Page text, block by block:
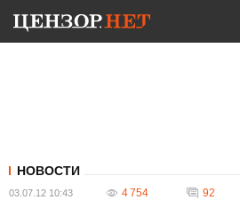
НОВОСТИ
03.07.12 10:43 4 754 92